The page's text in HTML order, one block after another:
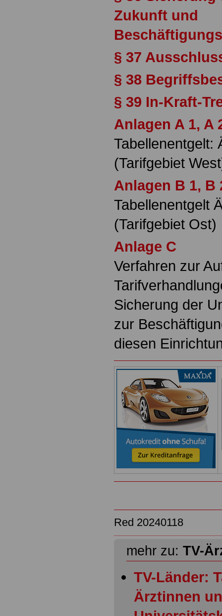
Zukunft und
§ 37
§ 38
§ 39 In-Kraft-
Anlagen A 1, A
Tabellenentgelt:
(Tarifgebiet
Anlagen B 1, B
Tabellenentgelt
(Tarifgebiet Ost)
Anlage C
Verfahren zur
Sicherung der
zur
diesen
Red 20240118
mehr zu: TV-
TV-Länder:
Ärztinnen